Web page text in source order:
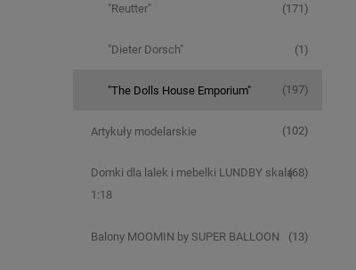
"Reutter" (171)
"Dieter Dorsch" (1)
"The Dolls House Emporium" (197)
Artykuły modelarskie (102)
Domki dla lalek i mebelki LUNDBY skala
1:18
(68)
Balony MOOMIN by SUPER BALLOON (13)